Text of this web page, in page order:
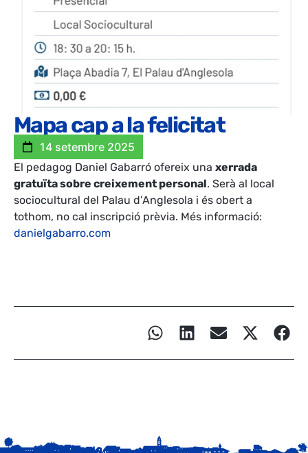
Mapa cap a la felicitat
14 setembre 2025
El pedagog Daniel Gabarró ofereix una xerrada
gratuïta sobre creixement personal. Serà al local
sociocultural del Palau d’Anglesola i és obert a
tothom, no cal inscripció prèvia. Més informació:
danielgabarro.com